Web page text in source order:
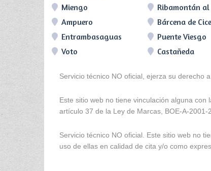
Miengo
Ribamontán
Ampuero
Bárcena de
Entrambasaguas
Puente Viesgo
Voto
Castañeda
Servicio técnico NO oficial, ejerza su derecho
Este sitio web no tiene vinculación alguna
artículo 37 de la Ley de Marcas, BOE-A-2001-
Servicio técnico NO oficial. Este sitio web no
uso de ellas en calidad de cita y/o como